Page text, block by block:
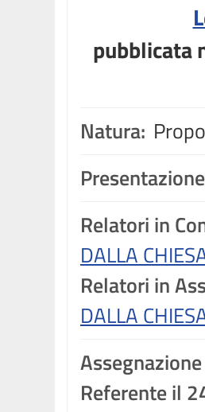
pubblicata
Natura:
Relatori in
DALLA
Relatori in
DALLA
Assegnazione
Referente il